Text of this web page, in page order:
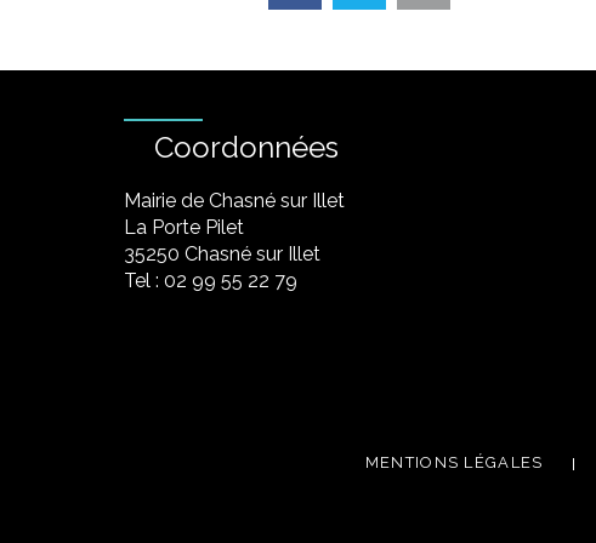
Coordonnées
Mairie de Chasné sur Illet
La Porte Pilet
35250 Chasné sur Illet
Tel : 02 99 55 22 79
MENTIONS LÉGALES